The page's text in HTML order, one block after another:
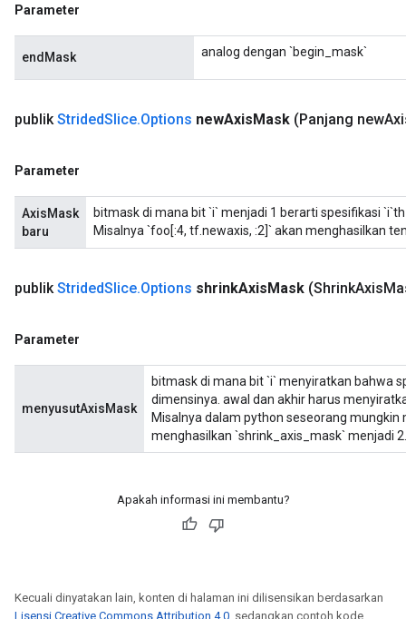
Parameter
endMask analog dengan `begin_mask`
publikStridedSlice.Options newAxisMask (Panjang new
Parameter
AxisMask
baru
bitmask di mana bit `i` menjadi 1 berarti spesifikasi
Misalnya `foo[:4, tf.newaxis, :2]` akan menghasilkan
publikStridedSlice.Options shrinkAxisMask (ShrinkAxis
Parameter
menyusutAxisMask
bitmask di mana bit `i` menyiratkan bahwa
dimensinya. awal dan akhir harus
Misalnya dalam python seseorang mungkin
menghasilkan `shrink_axis_mask` menjadi 2.
Apakah informasi ini membantu?
Kecuali dinyatakan lain, konten di halaman ini dilisensikan berdasarkan
Lisensi Creative Commons Attribution 4.0 , sedangkan contoh kode